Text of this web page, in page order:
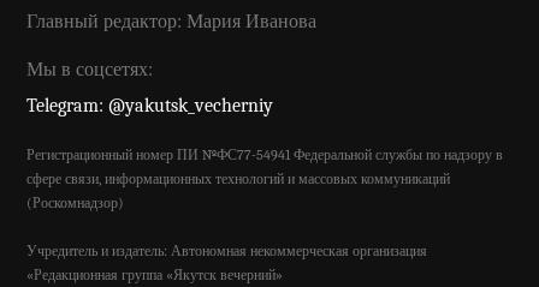
Главный редактор: Мария Иванова
Мы в соцсетях:
Telegram: @yakutsk_vecherniy
Регистрационный номер ПИ №ФС77-54941 Федеральной службы по надзору в
сфере связи, информационных технологий и массовых коммуникаций
(Роскомнадзор)
Учредитель и издатель: Автономная некоммерческая организация
«Редакционная группа «Якутск вечерний»